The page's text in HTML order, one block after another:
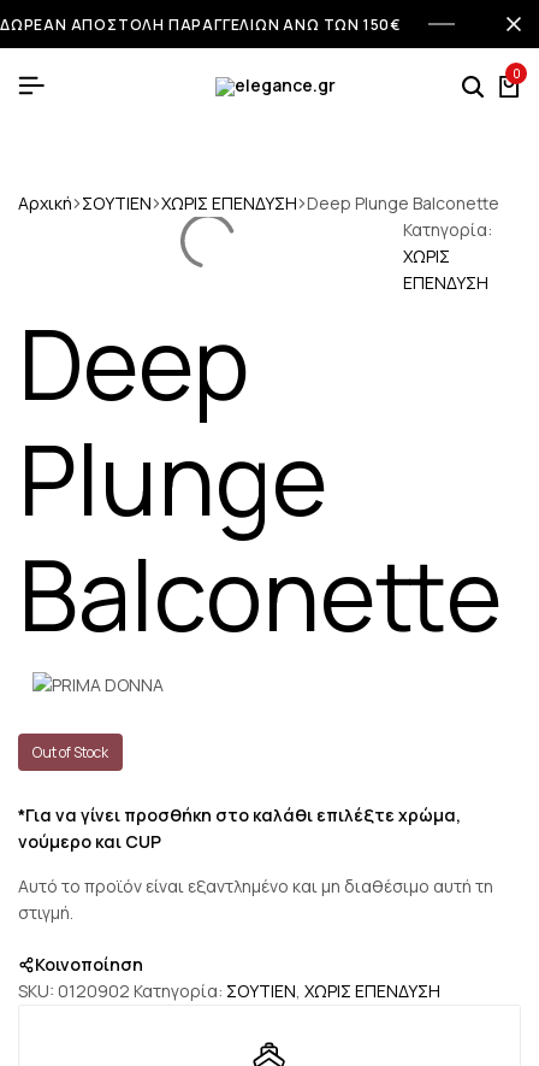
ΔΩΡΕΑΝ ΑΠΟΣΤΟΛΗ ΠΑΡΑΓΓΕΛΙΩΝ ΑΝΩ ΤΩΝ 150€
0
Αρχική ΣΟΥΤΙΕΝ ΧΩΡΙΣ ΕΠΕΝΔΥΣΗ Deep Plunge Balconette
Κατηγορία:
ΧΩΡΙΣ
ΕΠΕΝΔΥΣΗ
Deep
Plunge
Balconette
Out of Stock
*Για να γίνει προσθήκη στο καλάθι επιλέξτε χρώμα,
νούμερο και CUP
Αυτό το προϊόν είναι εξαντλημένο και μη διαθέσιμο αυτή τη
στιγμή.
Κοινοποίηση
SKU: 0120902 Κατηγορία: ΣΟΥΤΙΕΝ, ΧΩΡΙΣ ΕΠΕΝΔΥΣΗ